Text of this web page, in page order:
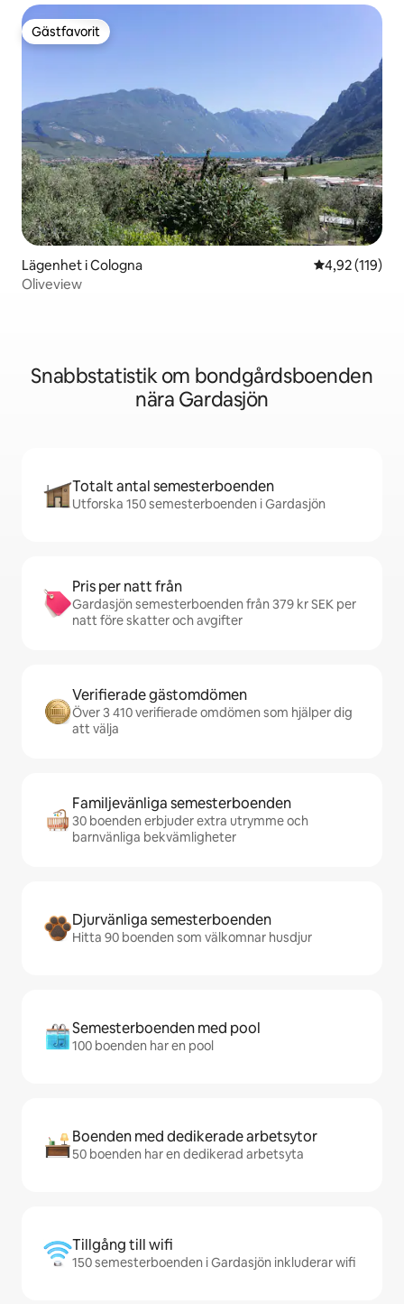
Gästfavorit
Gästfavorit
Lägenhet i Cologna 4,92 av 5 i
4,92 (119)
Oliveview
Snabbstatistik om bondgårdsboenden
nära Gardasjön
Totalt antal semesterboenden
Utforska 150 semesterboenden i Gardasjön
Pris per natt från
Gardasjön semesterboenden från 379 kr SEK per
natt före skatter och avgifter
Verifierade gästomdömen
Över 3 410 verifierade omdömen som hjälper dig
att välja
Familjevänliga semesterboenden
30 boenden erbjuder extra utrymme och
barnvänliga bekvämligheter
Djurvänliga semesterboenden
Hitta 90 boenden som välkomnar husdjur
Semesterboenden med pool
100 boenden har en pool
Boenden med dedikerade arbetsytor
50 boenden har en dedikerad arbetsyta
Tillgång till wifi
150 semesterboenden i Gardasjön inkluderar wifi